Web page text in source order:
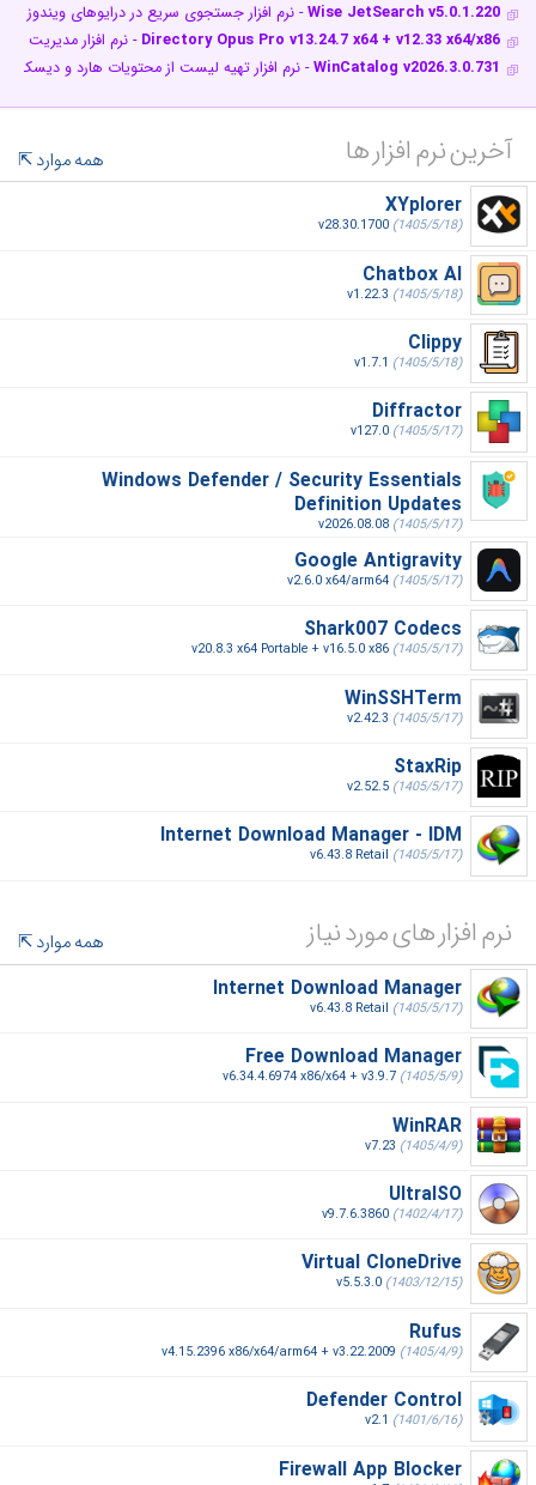
Wise JetSearch v5.0.1.220- نرم افزار جستجوی سریع در درایوهای ویندوز
Directory Opus Pro v13.24.7 x64 + v12.33 x64/x86 - نرم افزار مدیریت
WinCatalog v2026.3.0.731- نرم افزار تهیه لیست از محتویات هارد و دیسک
آخرین نرم افزار ها
همه موارد
XYplorer
v28.30.1700 (1405/5/18)
Chatbox AI
v1.22.3 (1405/5/18)
Clippy
v1.7.1 (1405/5/18)
Diffractor
v127.0 (1405/5/17)
Windows Defender / Security Essentials
Definition Updates
v2026.08.08 (1405/5/17)
Google Antigravity
v2.6.0 x64/arm64 (1405/5/17)
Shark007 Codecs
v20.8.3 x64 Portable + v16.5.0 x86 (1405/5/17)
WinSSHTerm
v2.42.3 (1405/5/17)
StaxRip
v2.52.5 (1405/5/17)
Internet Download Manager - IDM
v6.43.8 Retail (1405/5/17)
نرم افزار های مورد نیاز
همه موارد
Internet Download Manager
v6.43.8 Retail (1405/5/17)
Free Download Manager
v6.34.4.6974 x86/x64 + v3.9.7 (1405/5/9)
WinRAR
v7.23 (1405/4/9)
UltraISO
v9.7.6.3860 (1402/4/17)
Virtual CloneDrive
v5.5.3.0 (1403/12/15)
Rufus
v4.15.2396 x86/x64/arm64 + v3.22.2009 (1405/4/9)
Defender Control
v2.1 (1401/6/16)
Firewall App Blocker